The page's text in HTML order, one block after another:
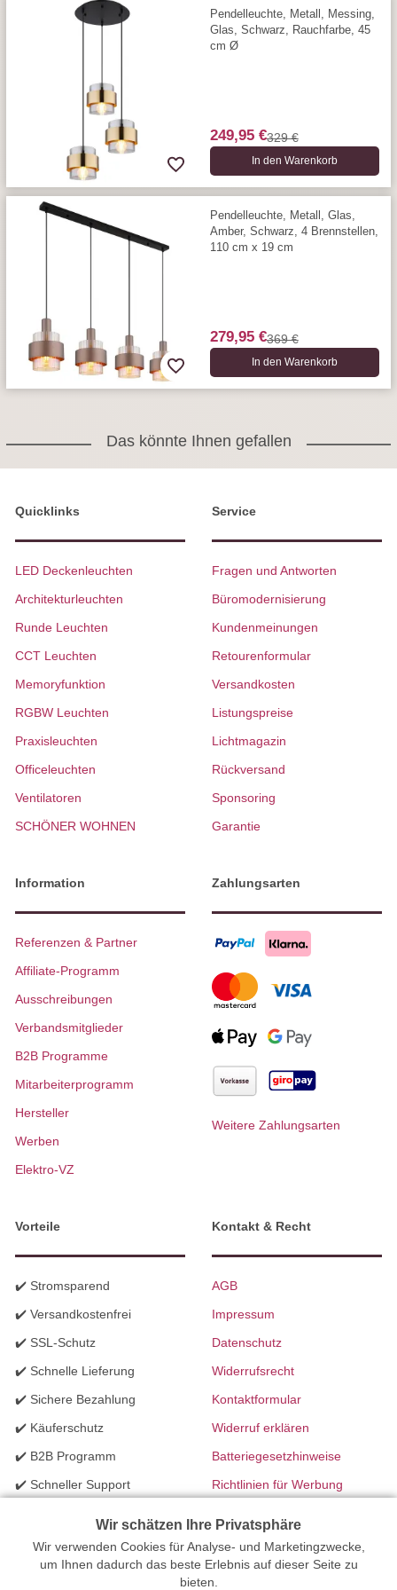
Pendelleuchte, Metall, Messing,
Glas, Schwarz, Rauchfarbe, 45
cm Ø
249,95 €329 €
In den Warenkorb
Pendelleuchte, Metall, Glas,
Amber, Schwarz, 4 Brennstellen,
110 cm x 19 cm
279,95 €369 €
In den Warenkorb
Das könnte Ihnen gefallen
Quicklinks
LED Deckenleuchten
Architekturleuchten
Runde Leuchten
CCT Leuchten
Memoryfunktion
RGBW Leuchten
Praxisleuchten
Officeleuchten
Ventilatoren
SCHÖNER WOHNEN
Service
Fragen und Antworten
Büromodernisierung
Kundenmeinungen
Retourenformular
Versandkosten
Listungspreise
Lichtmagazin
Rückversand
Sponsoring
Garantie
Information
Referenzen & Partner
Affiliate-Programm
Ausschreibungen
Verbandsmitglieder
B2B Programme
Mitarbeiterprogramm
Hersteller
Werben
Elektro-VZ
Zahlungsarten
Weitere Zahlungsarten
Vorteile
✔️ Stromsparend
✔️ Versandkostenfrei
✔️ SSL-Schutz
✔️ Schnelle Lieferung
✔️ Sichere Bezahlung
✔️ Käuferschutz
✔️ B2B Programm
✔️ Schneller Support
Kontakt & Recht
AGB
Impressum
Datenschutz
Widerrufsrecht
Kontaktformular
Widerruf erklären
Batteriegesetzhinweise
Richtlinien für Werbung
Ihr Onlinefachhandel für Beleuchtung seit 2012 | Erstellt mit
Wir schätzen Ihre Privatsphäre
Wir verwenden Cookies für Analyse- und Marketingzwecke,
um Ihnen dadurch das beste Erlebnis auf dieser Seite zu
bieten.